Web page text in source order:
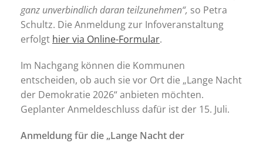
ganz unverbindlich daran teilzunehmen“, so Petra
Schultz. Die Anmeldung zur Infoveranstaltung
erfolgt hier via Online-Formular.
Im Nachgang können die Kommunen
entscheiden, ob auch sie vor Ort die „Lange Nacht
der Demokratie 2026“ anbieten möchten.
Geplanter Anmeldeschluss dafür ist der 15. Juli.
Anmeldung für die „Lange Nacht der